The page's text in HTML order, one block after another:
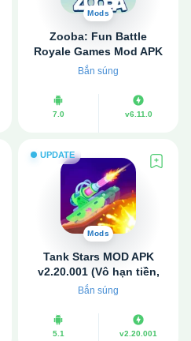
Mods
Zooba: Fun Battle
Royale Games Mod APK
v6.11.0 (Hack view, map)
Bắn súng
7.0 v6.11.0
UPDATE
Mods
Tank Stars MOD APK
v2.20.001 (Vô hạn tiền,
đá quý)
Bắn súng
5.1 v2.20.001